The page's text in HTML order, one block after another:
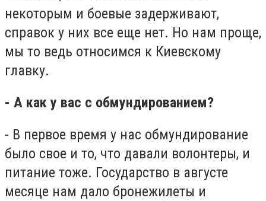
некоторым и боевые задерживают,
справок у них все еще нет. Но нам проще,
мы то ведь относимся к Киевскому
главку.
- А как у вас с обмундированием?
- В первое время у нас обмундирование
было свое и то, что давали волонтеры, и
питание тоже. Государство в августе
месяце нам дало бронежилеты и